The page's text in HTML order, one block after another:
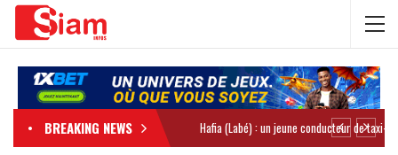
BREAKING NEWS